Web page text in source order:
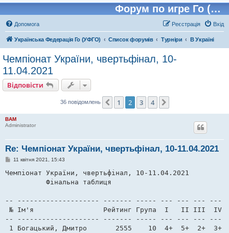
Форум по игре Го (Бадук, Вейчи)
Допомога Вхід
Реєстрація
Українська Федерація Го (УФГО) Список форумів Турніри В Україні
Чемпіонат України, чвертьфінал, 10-
11.04.2021
Відповісти
36 повідомлень Поперед.
1 2 3 4
BAM
Administrator
Re: Чемпіонат України, чвертьфінал, 10-11.04.2021
П
в
л
е
н
я
11 квітня 2021, 15:43
Чемпіонат України, чвертьфінал, 10-11.04.2021
Фінальна
-- -------------------- ------- ----- --- --- --- ---
№ Ім'я                 Рейтинг Група  I   II III  IV  V
-- -------------------- ------- ----- --- --- --- ---
1 Богацький, Дмитро       2555    10  4+  5+  2+